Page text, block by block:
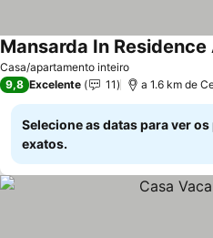
Casa/apartamento inteiro
Mansarda In Residence
9,8 Excelente 11 a 1.6 km de
Selecione as datas para ver
exatos.